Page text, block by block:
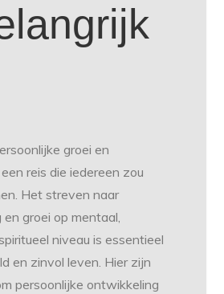
groei en
reis die iedereen zou
Het streven naar
groei op mentaal,
niveau is essentieel
en zinvol leven. Hier zijn
persoonlijke ontwikkeling